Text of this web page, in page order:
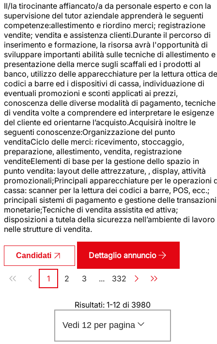
Il/la tirocinante affiancato/a da personale esperto e con la
supervisione del tutor aziendale apprenderà le seguenti
competenze:allestimento e riordino merci; registrazione
vendite; vendita e assistenza clienti.Durante il percorso di
inserimento e formazione, la risorsa avrà l'opportunità di
sviluppare importanti abilità sulle tecniche di allestimento e
presentazione della merce sugli scaffali ed i prodotti al
banco, utilizzo delle apparecchiature per la lettura ottica
codici a barre ed i dispositivi di cassa, individuazione di
eventuali promozioni e sconti applicati ai prezzi,
conoscenza delle diverse modalità di pagamento, tecniche
di vendita volte a comprendere ed interpretare le esigenze
del cliente ed orientarne l’acquisto.Acquisirà inoltre le
seguenti conoscenze:Organizzazione del punto
venditaCiclo delle merci: ricevimento, stoccaggio,
preparazione, allestimento, vendita, registrazione
venditeElementi di base per la gestione dello spazio in
punto vendita: layout delle attrezzature, , display, attività
promozionali;Principali apparecchiature per le operazioni
cassa: scanner per la lettura dei codici a barre, POS, ecc.;
principali sistemi di pagamento e gestione delle transazioni
monetarie;Tecniche di vendita assistita ed attiva;
disposizioni a tutela della sicurezza nell’ambiente di lavoro
nelle strutture di vendita.
Candidati Dettaglio annuncio
Paginazione
Pagina
1 Pagina
2 Pagina
3 ... Pagina
332
Risultati: 1-12 di 3980
Vedi 12 per pagina